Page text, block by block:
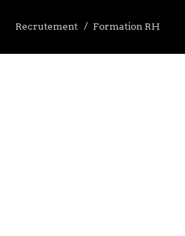
Recrutement Formation RH